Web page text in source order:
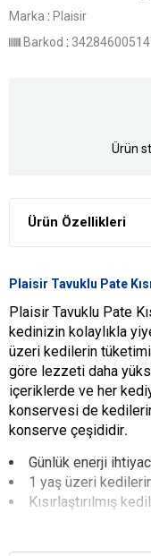
Marka : Plaisir
Barkod :
Ürün
Ürün Özellikleri
Plaisir Tavuklu Pate
Plaisir Tavuklu Pate
kedinizin kolaylıkla
üzeri kedilerin
göre lezzeti daha
içeriklerde ve her
konservesi de
konserve çeşididir.
Günlük enerji
1 yaş üzeri
Kısırlaştırılmış